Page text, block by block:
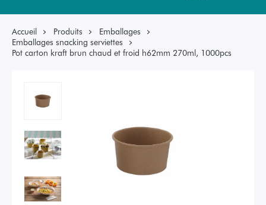
Accueil Produits
Emballages
Emballages snacking serviettes
Pot carton kraft brun chaud et froid h62mm 270ml, 1000pcs